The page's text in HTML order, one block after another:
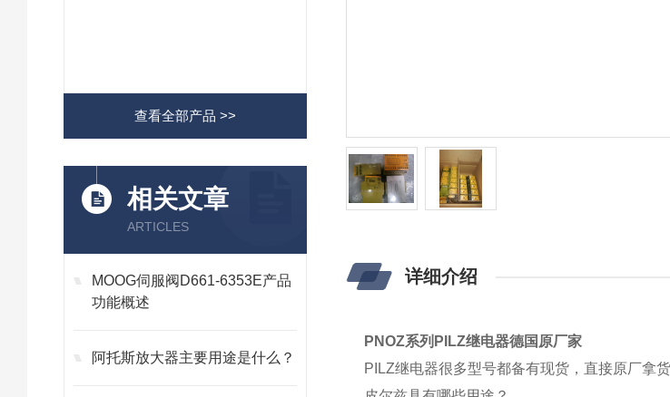
查看全部产品 >>
相关文章
ARTICLES
MOOG伺服阀D661-6353E产品
功能概述
阿托斯放大器主要用途是什么？
详细介绍
PNOZ系列PILZ继电器德国原厂家
PILZ继电器很多型号都备有现货，直接原厂拿